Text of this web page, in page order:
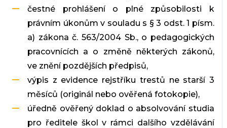
čestné prohlášení o plné způsobilosti k
právním úkonům v souladu s § 3 odst. 1 písm.
a) zákona č. 563/2004 Sb., o pedagogických
pracovnících a o změně některých zákonů,
ve znění pozdějších předpisů,
výpis z evidence rejstříku trestů ne starší 3
měsíců (originál nebo ověřená fotokopie),
úředně ověřený doklad o absolvování studia
pro ředitele škol v rámci dalšího vzdělávání